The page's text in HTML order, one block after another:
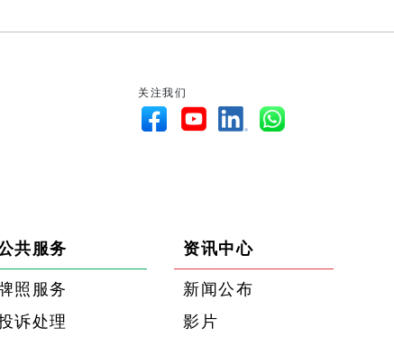
关注我们
共服务
照服务
诉处理
资讯中心
新闻公布
影片